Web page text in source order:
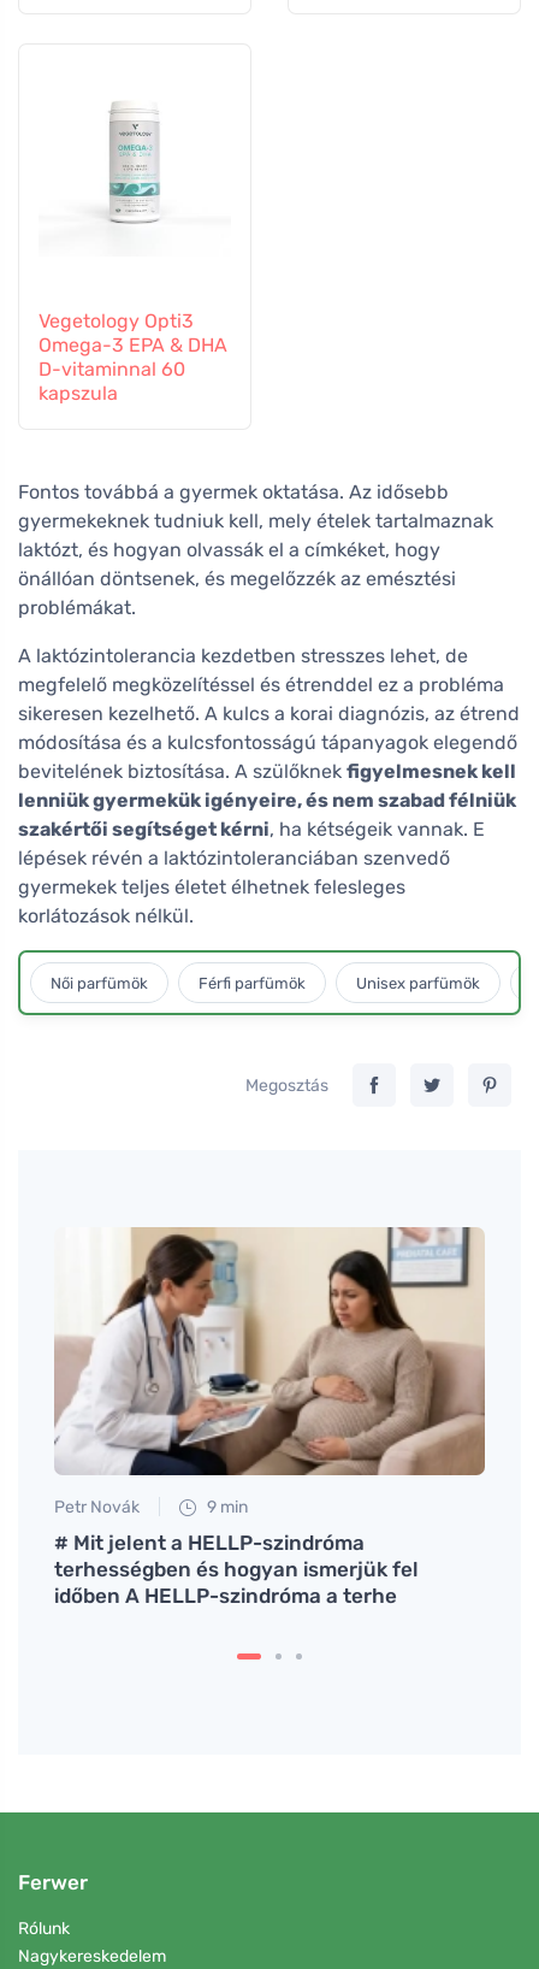
Vegetology Opti3
Omega-3 EPA & DHA
D-vitaminnal 60
kapszula
Fontos továbbá a gyermek oktatása. Az idősebb
gyermekeknek tudniuk kell, mely ételek tartalmaznak
laktózt, és hogyan olvassák el a címkéket, hogy
önállóan döntsenek, és megelőzzék az emésztési
problémákat.
A laktózintolerancia kezdetben stresszes lehet, de
megfelelő megközelítéssel és étrenddel ez a probléma
sikeresen kezelhető. A kulcs a korai diagnózis, az étrend
módosítása és a kulcsfontosságú tápanyagok elegendő
bevitelének biztosítása. A szülőknek figyelmesnek kell
lenniük gyermekük igényeire, és nem szabad félniük
szakértői segítséget kérni, ha kétségeik vannak. E
lépések révén a laktózintoleranciában szenvedő
gyermekek teljes életet élhetnek felesleges
korlátozások nélkül.
Női parfümök Férfi parfümök Unisex parfümök
Megosztás
Petr Novák 9 min
# Mit jelent a HELLP-szindróma
terhességben és hogyan ismerjük fel
időben A HELLP-szindróma a terhe
Ferwer
Rólunk
Nagykereskedelem